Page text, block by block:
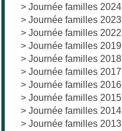
> Journée familles 2024
> Journée familles 2023
> Journée familles 2022
> Journée familles 2019
> Journée familles 2018
> Journée familles 2017
> Journée familles 2016
> Journée familles 2015
> Journée familles 2014
> Journée familles 2013